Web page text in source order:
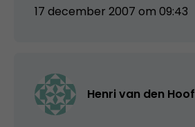
17 december 2007 om 09:43
Henri van den Hoof